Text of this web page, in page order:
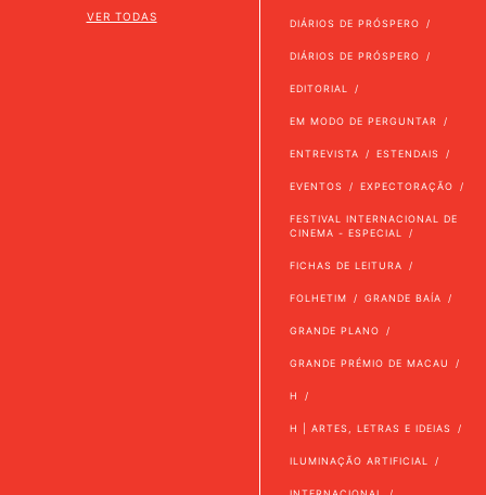
VER TODAS
DIÁRIOS DE PRÓSPERO
DIÁRIOS DE PRÓSPERO
EDITORIAL
EM MODO DE PERGUNTAR
ENTREVISTA ESTENDAIS
EVENTOS EXPECTORAÇÃO
FESTIVAL INTERNACIONAL DE
CINEMA - ESPECIAL
FICHAS DE LEITURA
FOLHETIM GRANDE BAÍA
GRANDE PLANO
GRANDE PRÉMIO DE MACAU
H
H | ARTES, LETRAS E IDEIAS
ILUMINAÇÃO ARTIFICIAL